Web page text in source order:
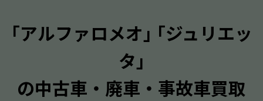
｢アルファロメオ｣ ｢ジュリエッ
タ｣
の中古車・廃車・事故車買取